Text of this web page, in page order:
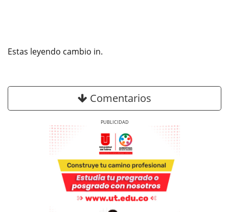
Estas leyendo cambio in.
Comentarios